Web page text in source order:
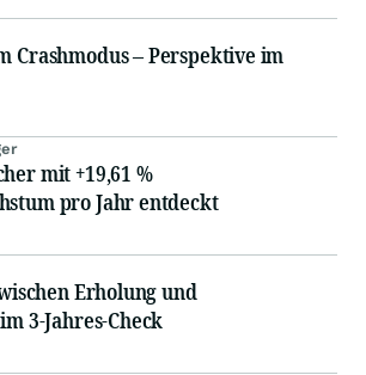
Crashmodus – Perspektive im
mit +19,61 %
pro Jahr entdeckt
Erholung und
3-Jahres-Check